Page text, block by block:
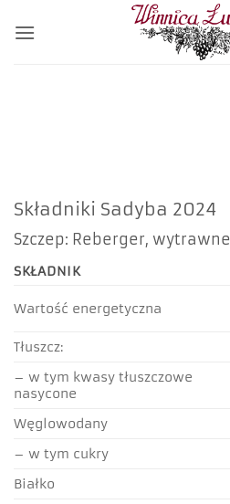
do
Składniki Sadyba 2024
Szczep: Reberger, wytrawne
SKŁADNIK
Wartość energetyczna
Tłuszcz:
– w tym kwasy tłuszczowe
nasycone
Węglowodany
– w tym cukry
Białko